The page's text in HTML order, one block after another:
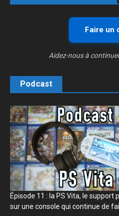
Faire un
Aidez-nous à
Podcast
Épisode 11 : la PS Vita, le support
sur une console qui continue de